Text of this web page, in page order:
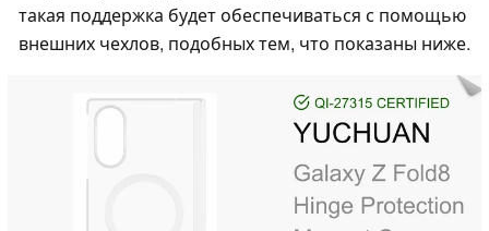
такая поддержка будет обеспечиваться с помощью
внешних чехлов, подобных тем, что показаны ниже.